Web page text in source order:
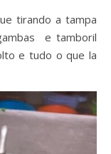
tirando a tampa
e tamboril
e tudo o que la